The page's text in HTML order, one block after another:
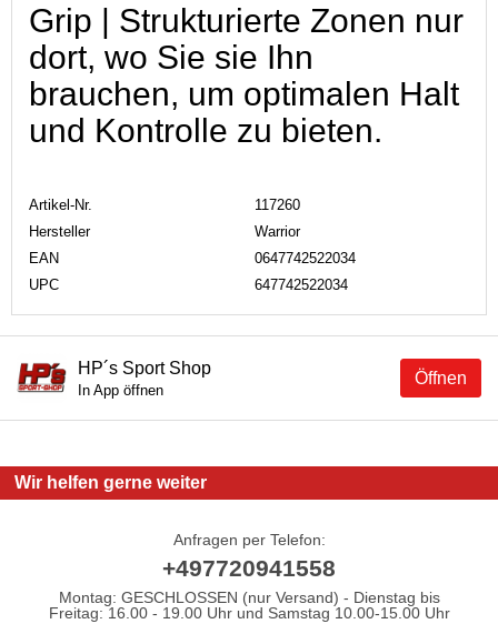
Grip | Strukturierte Zonen nur
dort, wo Sie sie Ihn
brauchen, um optimalen Halt
und Kontrolle zu bieten.
Artikel-Nr.
117260
Hersteller
Warrior
EAN
0647742522034
UPC
647742522034
Öffnen
HP´s Sport Shop
In App öffnen
Wir helfen gerne weiter
Anfragen per Telefon:
+497720941558
Montag: GESCHLOSSEN (nur Versand) - Dienstag bis
Freitag: 16.00 - 19.00 Uhr und Samstag 10.00-15.00 Uhr